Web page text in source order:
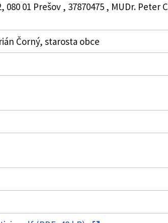
01 Prešov , 37870475 , MUDr. Peter
Čorný, starosta obce